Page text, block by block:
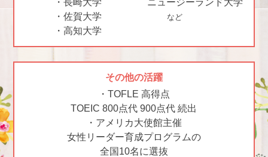
・佐賀大学
・高知大学
など
その他の活躍
・TOFLE 高得点
TOEIC 800点代 900点代 続出
・アメリカ大使館主催
女性リーダー育成プログラムの
全国10名に選抜